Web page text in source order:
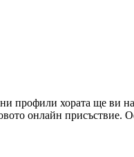
профили хората ще ви
онлайн присъствие.